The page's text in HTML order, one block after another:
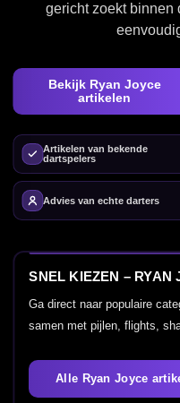
gericht zoekt binnen
Bekijk Ryan Joyce
artikelen
Artikelen van bekende
dartspelers
Advies van echte darters
SNEL KIEZEN – RYAN
Ga direct naar populaire
samen met pijlen, flights,
Alle Ryan Joyce